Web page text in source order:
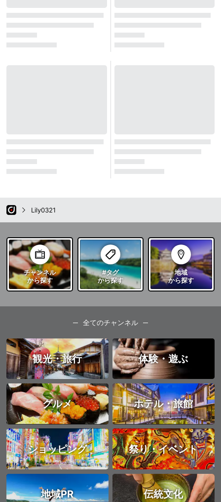
Lily0321
チャンネル
から探す
#タグ
から探す
地域
から探す
全てのチャンネル
観光・旅行 体験・遊ぶ
グルメ ホテル・旅館
ショッピング 祭り・イベント
地域PR 伝統文化